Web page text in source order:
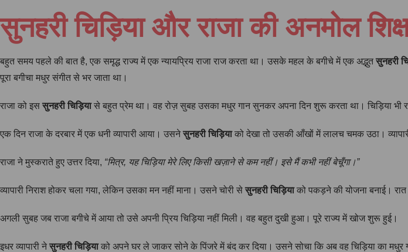
सुनहरी चिड़िया और राजा की अनमोल
बहुत समय पहले की बात है, एक समृद्ध राज्य में एक न्यायप्रिय राजा राज करता था। उसके महल के बगीचे में एक अद्भुत सुनहरी
पूरा बगीचा मधुर संगीत से भर जाता था।
राजा को इस सुनहरी चिड़ियासे बहुत प्रेम था। वह रोज़ सुबह उसका मधुर गान सुनकर अपना दिन शुरू करता था। चिड़िया भी
एक दिन राजा के दरबार में एक धनी व्यापारी आया। उसनेसुनहरी चिड़ियाको देखा तो उसकी आँखों में लालच चमक उठा।
राजा ने मुस्कराते हुए उत्तर दिया, “मित्र, यह चिड़िया मेरे लिए किसी खज़ाने से कम नहीं। इसे मैं कभी नहीं बेचूँगा।”
व्यापारी निराश होकर चला गया, लेकिन उसका मन नहीं माना। उसने चोरी से सुनहरी चिड़ियाको पकड़ने की योजना बनाई।
अगली सुबह जब राजा बगीचे में आया तो उसे अपनी प्रिय चिड़िया नहीं मिली। वह बहुत दुखी हुआ। पूरे राज्य में खोज शुरू हुई।
इधर व्यापारी नेसुनहरी चिड़ियाको अपने घर ले जाकर सोने के पिंजरे में बंद कर दिया। उसने सोचा कि अब वह चिड़िया का मधुर